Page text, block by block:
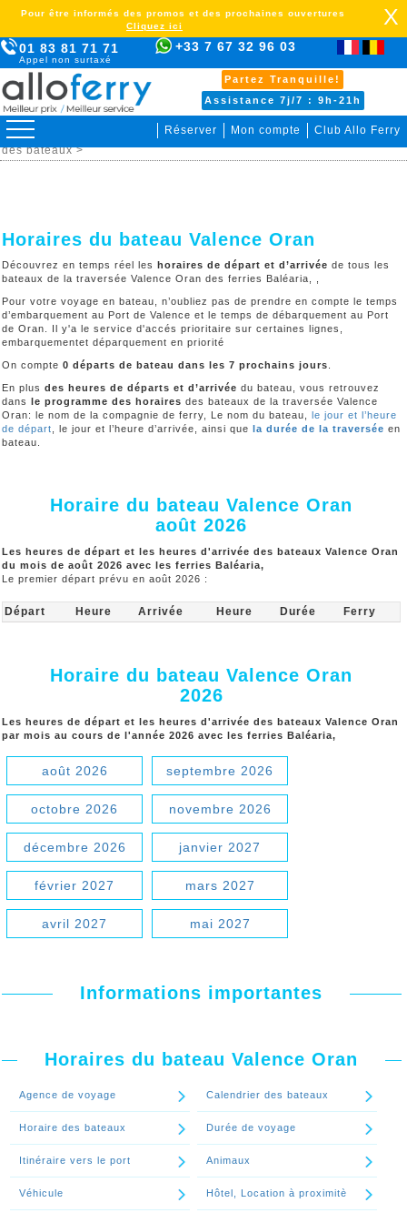
01 83 81 71 71
Appel non surtaxé
+33 7 67 32 96 03
Partez Tranquille!
Assistance 7j/7 : 9h-21h
Réserver Mon compte Club Allo Ferry
Pour être informés des promos et des prochaines ouvertures
Cliquez ici
X
> Valence Oran > Organiser votre voyage > Horaire
des bateaux >
Horaires du bateau Valence Oran
Découvrez en temps réel les horaires de départ et d’arrivée de tous les
bateaux de la traversée Valence Oran des ferries Baléaria, ,
Pour votre voyage en bateau, n’oubliez pas de prendre en compte le temps
d’embarquement au Port de Valence et le temps de débarquement au Port
de Oran. Il y'a le service d'accés prioritaire sur certaines lignes,
embarquementet déparquement en priorité
On compte 0 départs de bateau dans les 7 prochains jours
En plus des heures de départs et d’arrivée du bateau, vous retrouvez
dans le programme des horaires des bateaux de la traversée Valence
Oran: le nom de la compagnie de ferry, Le nom du bateau, le jour et l’heure
de départ , le jour et l’heure d’arrivée, ainsi que la durée de la traversée en
bateau.
Horaire du bateau Valence Oran
août 2026
Les heures de départ et les heures d'arrivée des bateaux Valence Oran
du mois de août 2026 avec les ferries Baléaria,
Le premier départ prévu en août 2026 :
Départ Heure Arrivée Heure Durée Ferry
Horaire du bateau Valence Oran
2026
Les heures de départ et les heures d'arrivée des bateaux Valence Oran
par mois au cours de l'année 2026 avec les ferries Baléaria,
août 2026 septembre 2026
octobre 2026 novembre 2026
décembre 2026 janvier 2027
février 2027 mars 2027
avril 2027 mai 2027
Informations importantes
Horaires du bateau Valence Oran
Agence de voyage Calendrier des bateaux
Horaire des bateaux Durée de voyage
Itinéraire vers le port Animaux
Véhicule Hôtel, Location à proximitè